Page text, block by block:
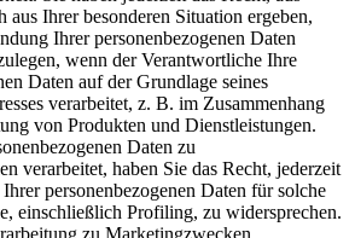
aus Ihrer besonderen Situation ergeben,
Ihrer personenbezogenen Daten
wenn der Verantwortliche Ihre
Daten auf der Grundlage seines
verarbeitet, z. B. im Zusammenhang
von Produkten und Dienstleistungen.
Daten zu
verarbeitet, haben Sie das Recht, jederzeit
personenbezogenen Daten für solche
einschließlich Profiling, zu widersprechen.
zu Marketingzwecken